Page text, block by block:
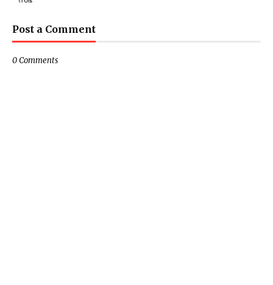
Post a Comment
0 Comments